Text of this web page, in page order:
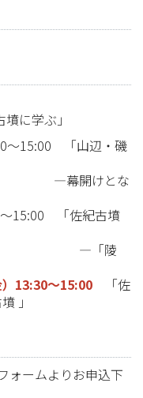
に学ぶ」
～15:00 「山辺・磯
とな
15:00 「佐紀古墳
13:30～15:00
「佐
」
ォームよりお申込下